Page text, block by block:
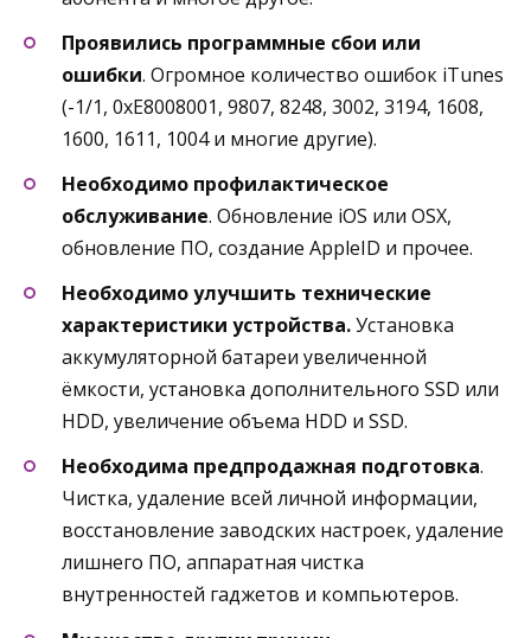
Проявились программные сбои или
ошибки. Огромное количество ошибок iTunes
(-1/1, 0xE8008001, 9807, 8248, 3002, 3194, 1608,
1600, 1611, 1004 и многие другие).
Необходимо профилактическое
обслуживание. Обновление iOS или OSX,
обновление ПО, создание AppleID и прочее.
Необходимо улучшить технические
характеристики устройства.Установка
аккумуляторной батареи увеличенной
ёмкости, установка дополнительного SSD или
HDD, увеличение объема HDD и SSD.
Необходима предпродажная подготовка.
Чистка, удаление всей личной информации,
восстановление заводских настроек, удаление
лишнего ПО, аппаратная чистка
внутренностей гаджетов и компьютеров.